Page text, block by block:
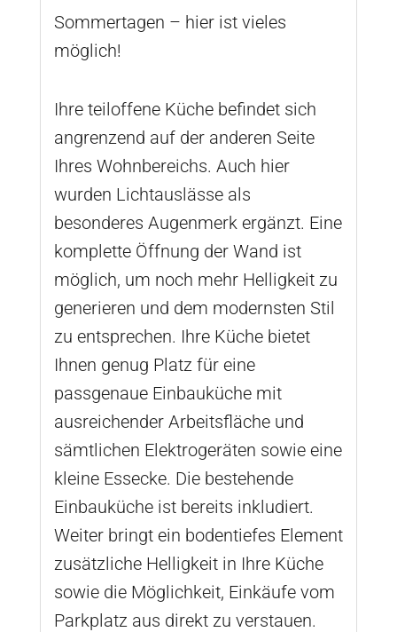
Sommertagen – hier ist vieles
möglich!
Ihre teiloffene Küche befindet sich
angrenzend auf der anderen Seite
Ihres Wohnbereichs. Auch hier
wurden Lichtauslässe als
besonderes Augenmerk ergänzt. Eine
komplette Öffnung der Wand ist
möglich, um noch mehr Helligkeit zu
generieren und dem modernsten Stil
zu entsprechen. Ihre Küche bietet
Ihnen genug Platz für eine
passgenaue Einbauküche mit
ausreichender Arbeitsfläche und
sämtlichen Elektrogeräten sowie eine
kleine Essecke. Die bestehende
Einbauküche ist bereits inkludiert.
Weiter bringt ein bodentiefes Element
zusätzliche Helligkeit in Ihre Küche
sowie die Möglichkeit, Einkäufe vom
Parkplatz aus direkt zu verstauen.